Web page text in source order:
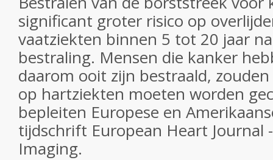
significant groter risico op
vaatziekten binnen 5 tot 20 jaar
bestraling. Mensen die kanker
daarom ooit zijn bestraald,
op hartziekten moeten worden
bepleiten Europese en
tijdschrift European Heart Journal
Imaging.